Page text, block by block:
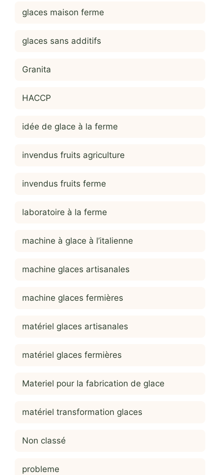
glaces maison ferme
glaces sans additifs
Granita
HACCP
idée de glace à la ferme
invendus fruits agriculture
invendus fruits ferme
laboratoire à la ferme
machine à glace à l’italienne
machine glaces artisanales
machine glaces fermières
matériel glaces artisanales
matériel glaces fermières
Materiel pour la fabrication de glace
matériel transformation glaces
Non classé
probleme